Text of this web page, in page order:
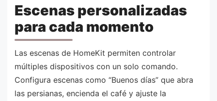
Escenas personalizadas
para cada momento
Las escenas de HomeKit permiten controlar
múltiples dispositivos con un solo comando.
Configura escenas como “Buenos días” que abra
las persianas, encienda el café y ajuste la